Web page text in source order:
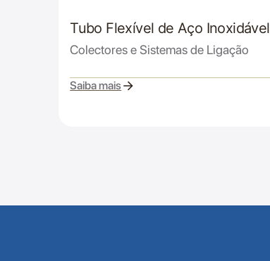
Tubo Flexível de Aço Inoxidável
Colectores e Sistemas de Ligação
Saiba mais